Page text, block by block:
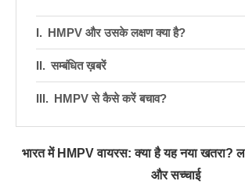
HMPV और उसके लक्षण क्या है?
सम्बंधित ख़बरें
HMPV से कैसे करें बचाव?
भारत में HMPV वायरस: क्या है यह नया खतरा?
और सच्चाई